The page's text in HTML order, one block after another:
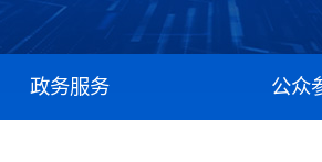
政务服务 公众